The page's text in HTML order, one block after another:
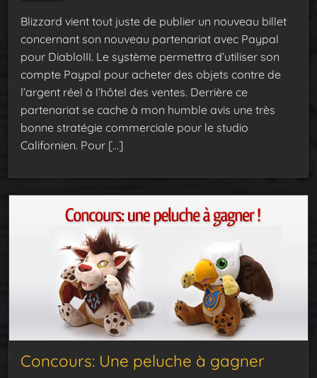
Blizzard vient tout juste de publier un nouveau billet
concernant son nouveau partenariat avec Paypal
pour DiabloIII. Le système permettra d’utiliser son
compte Paypal pour acheter des objets contre de
l’argent réel à l’hôtel des ventes. Derrière ce
partenariat se cache à mon humble avis une très
bonne stratégie commerciale pour le studio
Californien. Pour […]
Concours: Une peluche à gagner